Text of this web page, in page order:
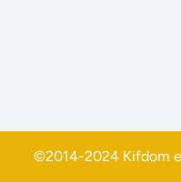
©2014-2024 Kifdom